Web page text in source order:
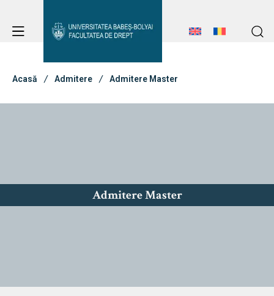
Avizier Studenți
Studii
Studii
Acasă Admitere Admitere Master
Admitere Master